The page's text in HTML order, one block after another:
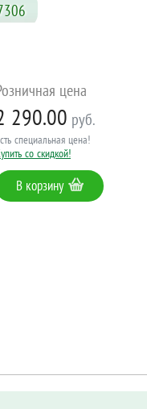
цена
290.00 руб.
специальная цена!
со скидкой!
В корзину